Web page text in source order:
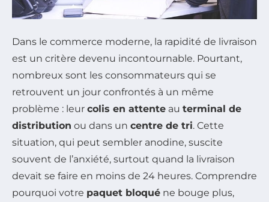
Dans le commerce moderne, la rapidité de livraison
est un critère devenu incontournable. Pourtant,
nombreux sont les consommateurs qui se
retrouvent un jour confrontés à un même
problème : leur colis en attente au terminal de
distribution ou dans un centre de tri. Cette
situation, qui peut sembler anodine, suscite
souvent de l’anxiété, surtout quand la livraison
devait se faire en moins de 24 heures. Comprendre
pourquoi votre paquet bloqué ne bouge plus,